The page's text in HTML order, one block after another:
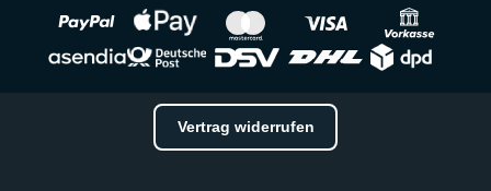
Vertrag widerrufen